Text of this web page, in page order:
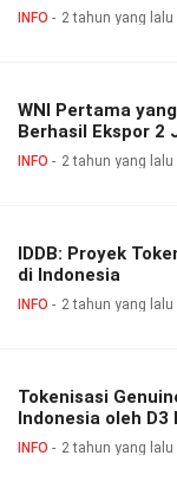
INFO 2 tahun yang lalu
WNI Pertama
Berhasil Ekspor 2
INFO 2 tahun yang lalu
IDDB: Proyek
di Indonesia
INFO 2 tahun yang lalu
Tokenisasi
Indonesia oleh D3
INFO 2 tahun yang lalu